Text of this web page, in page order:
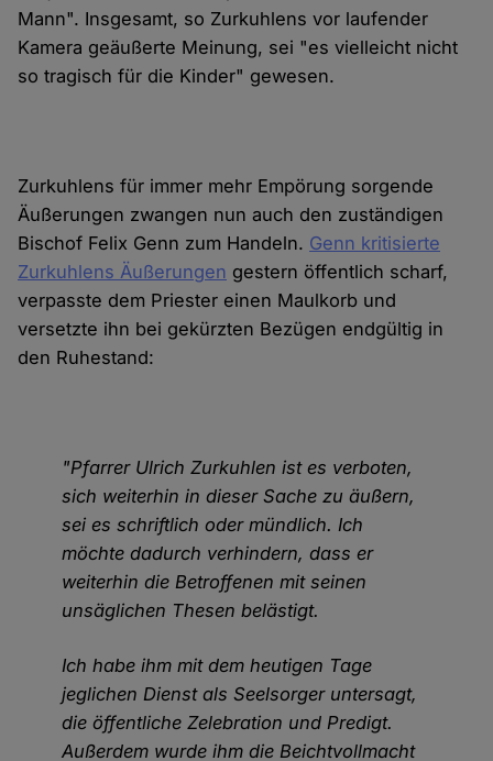
Mann". Insgesamt, so Zurkuhlens vor laufender
Kamera geäußerte Meinung, sei "es vielleicht nicht
so tragisch für die Kinder" gewesen.
Zurkuhlens für immer mehr Empörung sorgende
Äußerungen zwangen nun auch den zuständigen
Bischof Felix Genn zum Handeln. Genn kritisierte
Zurkuhlens Äußerungen gestern öffentlich scharf,
verpasste dem Priester einen Maulkorb und
versetzte ihn bei gekürzten Bezügen endgültig in
den Ruhestand:
"Pfarrer Ulrich Zurkuhlen ist es verboten,
sich weiterhin in dieser Sache zu äußern,
sei es schriftlich oder mündlich. Ich
möchte dadurch verhindern, dass er
weiterhin die Betroffenen mit seinen
unsäglichen Thesen belästigt.
Ich habe ihm mit dem heutigen Tage
jeglichen Dienst als Seelsorger untersagt,
die öffentliche Zelebration und Predigt.
Außerdem wurde ihm die Beichtvollmacht